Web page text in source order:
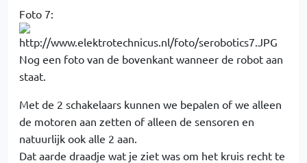
Foto 7:
Nog een foto van de bovenkant wanneer de robot aan
staat.
Met de 2 schakelaars kunnen we bepalen of we alleen
de motoren aan zetten of alleen de sensoren en
natuurlijk ook alle 2 aan.
Dat aarde draadje wat je ziet was om het kruis recht te